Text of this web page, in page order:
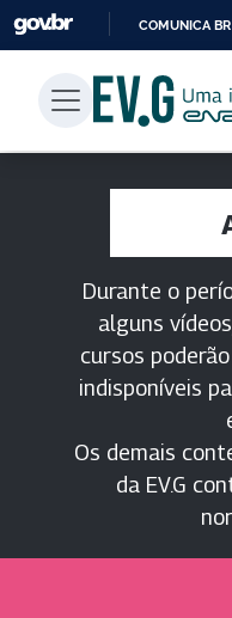
COMUNICA BR
Durante o
alguns
cursos
indisponíveis
Os demais
da EV.G